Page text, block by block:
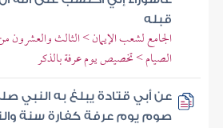
قبله
الجامع لشعب الإيمان > الثالث والعشرون
الصيام > تخصيص يوم عرفة بالذكر
عن أبي قتادة يبلغ به النبي
صوم يوم عرفة كفارة سنة